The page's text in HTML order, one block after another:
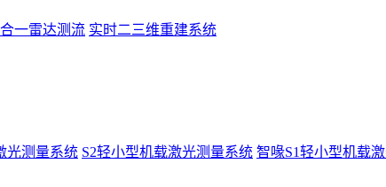
一雷达测流 实时二三维重建系统
光测量系统 S2轻小型机载激光测量系统 智喙S1轻小型机载